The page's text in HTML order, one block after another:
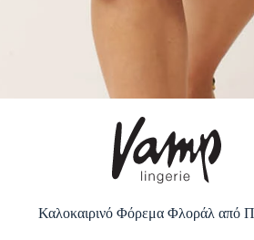
Καλοκαιρινό Φόρεμα Φλοράλ από